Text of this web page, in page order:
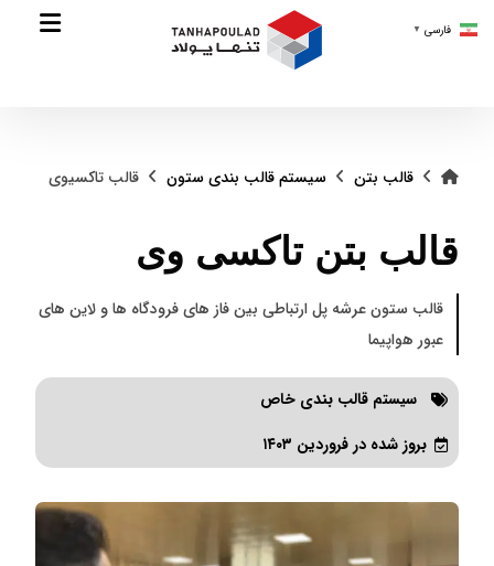
قالب بتن سیستم قالب بندی ستون قالب تاکسیوی
قالب بتن تاکسی وی
قالب ستون عرشه پل ارتباطی بین فاز های فرودگاه ها و لاین های
عبور هواپیما
سیستم قالب بندی خاص
بروز شده در فروردین ۱۴۰۳
فارسی ▼